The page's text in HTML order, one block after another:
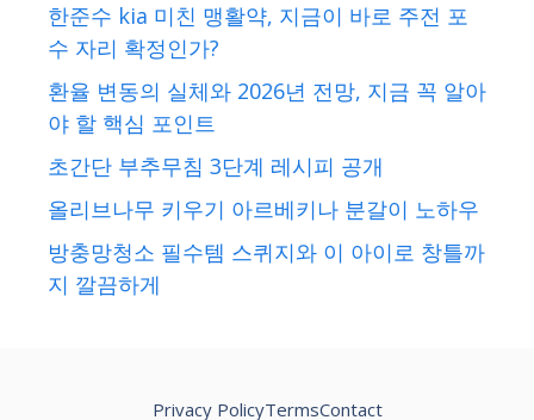
한준수 kia 미친 맹활약, 지금이 바로 주전 포
수 자리 확정인가?
환율 변동의 실체와 2026년 전망, 지금 꼭 알아
야 할 핵심 포인트
초간단 부추무침 3단계 레시피 공개
올리브나무 키우기 아르베키나 분갈이 노하우
방충망청소 필수템 스퀴지와 이 아이로 창틀까
지 깔끔하게
Privacy PolicyTermsContact